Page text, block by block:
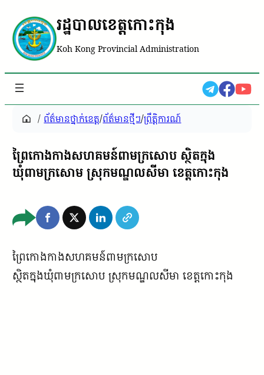
រដ្ឋបាលខេត្តកោះកុង
Koh Kong Provincial Administration
/ ព័ត៌មានថ្នាក់ខេត្ត/ព័ត៌មានថ្មីៗ/ព្រឹត្តិការណ៍
ព្រៃកោងកាងសហគមន៍ពាមក្រសោប ស្ថិតក្នុង
ឃុំពាមក្រសោម ស្រុកមណ្ឌលសីមា ខេត្តកោះកុង
ព្រៃកោងកាងសហគមន៍ពាមក្រសោប
ស្ថិតក្នុងឃុំពាមក្រសោប ស្រុកមណ្ឌលសីមា ខេត្តកោះកុង